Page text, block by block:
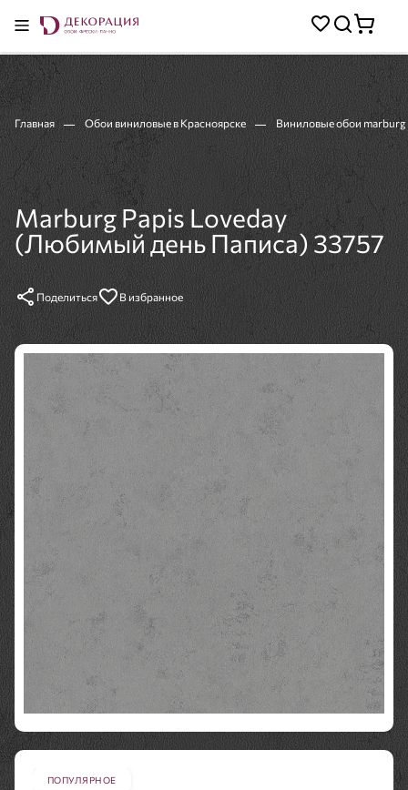
Главная Обои виниловые в Красноярске Виниловые обои marburg
Marburg Papis Loveday
(Любимый день Паписа) 33757
Поделиться В избранное
ПОПУЛЯРНОЕ